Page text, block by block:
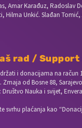
Amar Karađuz, Radoslav
Hilma Unkić. Slađan
rad / Support
i donacijama na račun
Zmaja od Bosne 88,
Nauka i svijet,
svrhu plaćanja kao